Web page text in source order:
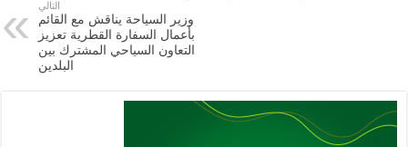
p
التالي
وزير السياحة يناقش مع القائم
بأعمال السفارة القطرية تعزيز
التعاون ‏السياحي المشترك بين
البلدين